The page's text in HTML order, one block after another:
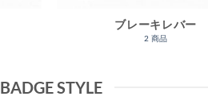
ブレーキレバー
2 商品
BADGE STYLE